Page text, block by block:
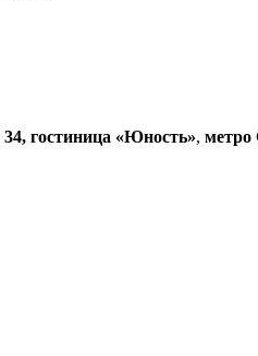
гостиница «Юность», метро